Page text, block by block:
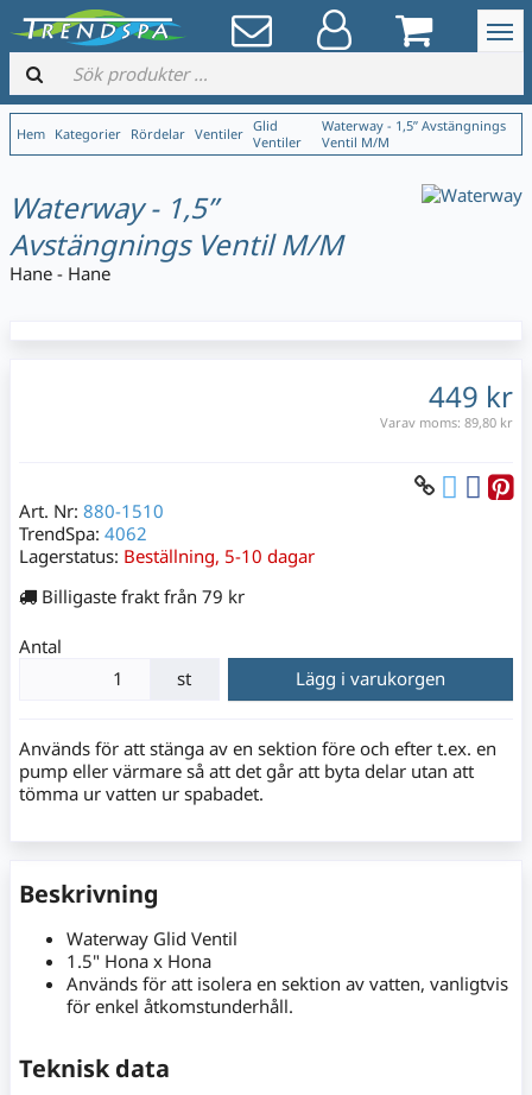
Hem Kategorier Rördelar Ventiler Glid
Ventiler
Waterway - 1,5” Avstängnings
Ventil M/M
Waterway - 1,5”
Avstängnings Ventil M/M
Hane - Hane
449 kr
Varav moms: 89,80 kr
Art. Nr: 880-1510
TrendSpa: 4062
Lagerstatus: Beställning, 5-10 dagar
Billigaste frakt från 79 kr
Antal
st
Lägg i varukorgen
Används för att stänga av en sektion före och efter t.ex. en
pump eller värmare så att det går att byta delar utan att
tömma ur vatten ur spabadet.
Beskrivning
Waterway Glid Ventil
1.5" Hona x Hona
Används för att isolera en sektion av vatten, vanligtvis
för enkel åtkomstunderhåll.
Teknisk data